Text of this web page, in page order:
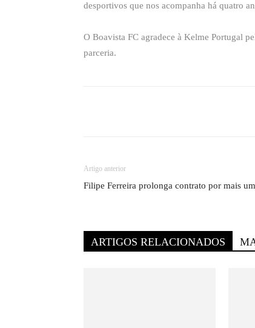
desportivos que nos acompanha há quatro
O Boavista FC agradece à Kelme Portugal
parceria.
Artigo anterior
Filipe Ferreira prolonga contrato por mais
ARTIGOS RELACIONADOS